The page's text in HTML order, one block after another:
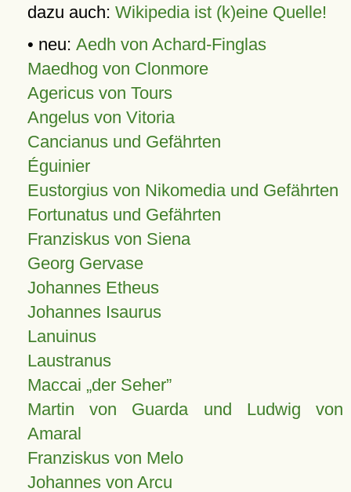
dazu auch: Wikipedia ist (k)eine Quelle!
• neu: Aedh von Achard-Finglas
Maedhog von Clonmore
Agericus von Tours
Angelus von Vitoria
Cancianus und Gefährten
Éguinier
Eustorgius von Nikomedia und Gefährten
Fortunatus und Gefährten
Franziskus von Siena
Georg Gervase
Johannes Etheus
Johannes Isaurus
Lanuinus
Laustranus
Maccai „der Seher”
Martin von Guarda und Ludwig von
Amaral
Franziskus von Melo
Johannes von Arcu